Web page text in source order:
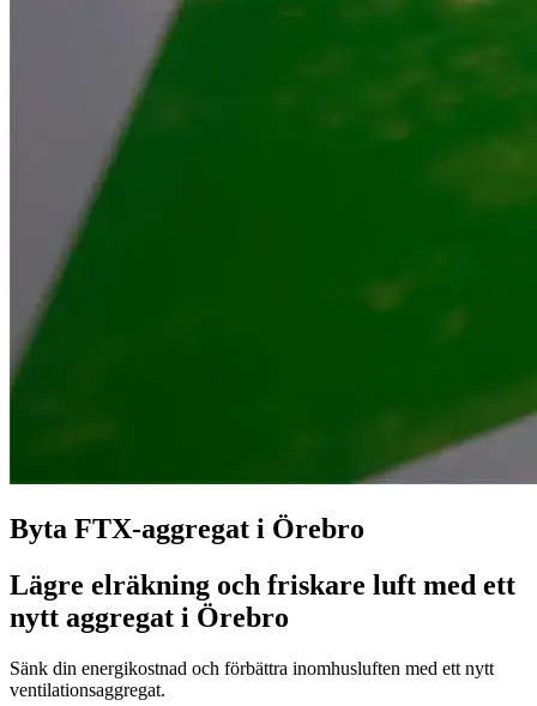
Byta FTX-aggregat i Örebro
Lägre elräkning och friskare luft med ett
nytt aggregat i Örebro
Sänk din energikostnad och förbättra inomhusluften med ett nytt
ventilationsaggregat.